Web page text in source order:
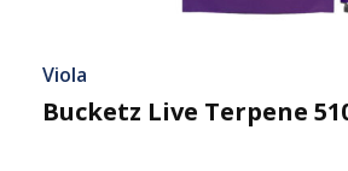
Viola
Bucketz Live Terpene